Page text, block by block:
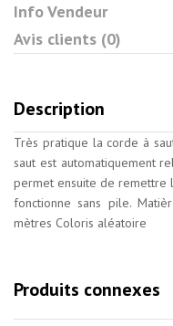
Info Vendeur
Avis clients (0)
Description
Très pratique la corde à
saut est automatiquement
permet ensuite de remettre
fonctionne sans pile.
mètres Coloris aléatoire
Produits connexes